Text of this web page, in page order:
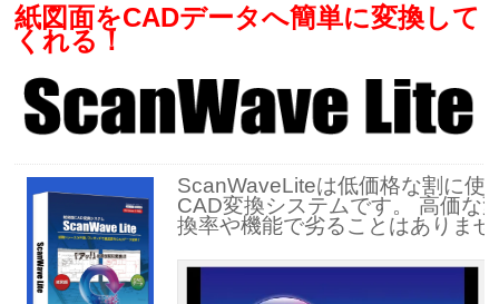
紙図面をCADデータへ簡単に変換して
くれる！
ScanWaveLiteは低価格な割に使
CAD変換システムです。 高価な
換率や機能で劣ることはありま